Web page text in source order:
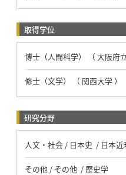
取得学位
博士（人間科学） （ 大阪府立
修士（文学） （ 関西大学 ）
研究分野
人文・社会 / 日本史 / 日本近
その他 / その他 / 歴史学